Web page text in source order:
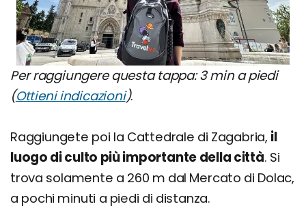
Per raggiungere questa tappa: 3 min a piedi
(Ottieni indicazioni).
Raggiungete poi la Cattedrale di Zagabria, il
luogo di culto più importante della città. Si
trova solamente a 260 m dal Mercato di Dolac,
a pochi minuti a piedi di distanza.